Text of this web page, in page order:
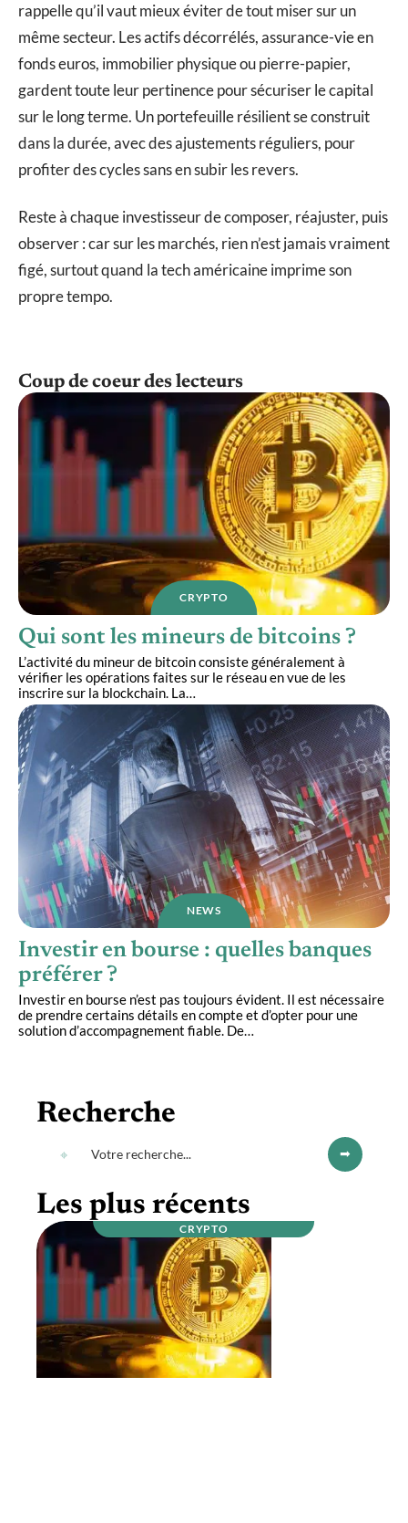
rappelle qu’il vaut mieux éviter de tout miser sur un
même secteur. Les actifs décorrélés, assurance-vie en
fonds euros, immobilier physique ou pierre-papier,
gardent toute leur pertinence pour sécuriser le capital
sur le long terme. Un portefeuille résilient se construit
dans la durée, avec des ajustements réguliers, pour
profiter des cycles sans en subir les revers.
Reste à chaque investisseur de composer, réajuster, puis
observer : car sur les marchés, rien n’est jamais vraiment
figé, surtout quand la tech américaine imprime son
propre tempo.
Coup de coeur des lecteurs
CRYPTO
Qui sont les mineurs de bitcoins ?
L’activité du mineur de bitcoin consiste généralement à
vérifier les opérations faites sur le réseau en vue de les
inscrire sur la blockchain. La…
NEWS
Investir en bourse : quelles banques
préférer ?
Investir en bourse n’est pas toujours évident. Il est nécessaire
de prendre certains détails en compte et d’opter pour une
solution d’accompagnement fiable. De…
Recherche
Les plus récents
CRYPTO